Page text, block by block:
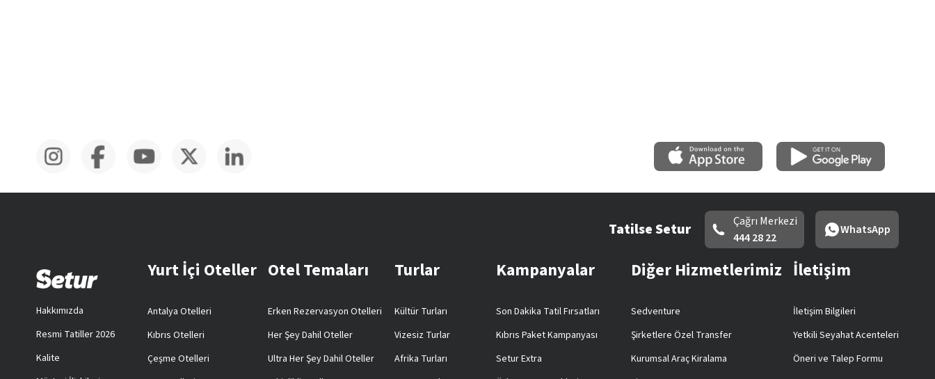
Tatilse Setur
Çağrı Merkezi
444 28 22
WhatsApp
Hakkımızda
Resmi Tatiller 2026
Kalite
Yurt İçi Oteller
Antalya Otelleri
Kıbrıs Otelleri
Çeşme Otelleri
Otel Temaları
Erken Rezervasyon Otelleri
Her Şey Dahil Oteller
Ultra Her Şey Dahil Oteller
Turlar
Kültür Turları
Vizesiz Turlar
Afrika Turları
Kampanyalar
Son Dakika Tatil Fırsatları
Kıbrıs Paket Kampanyası
Setur Extra
Diğer Hizmetlerimiz
Sedventure
Şirketlere Özel Transfer
Kurumsal Araç Kiralama
İletişim
İletişim Bilgileri
Yetkili Seyahat Acenteleri
Öneri ve Talep Formu